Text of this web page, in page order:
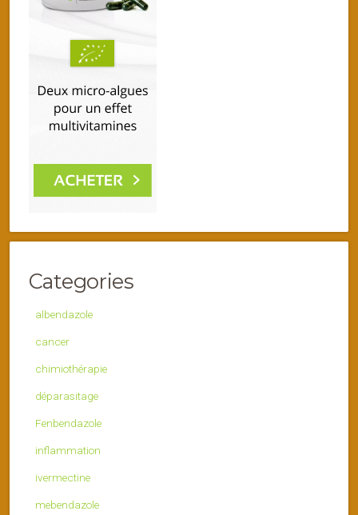
Categories
albendazole
cancer
chimiothérapie
déparasitage
Fenbendazole
inflammation
ivermectine
mebendazole